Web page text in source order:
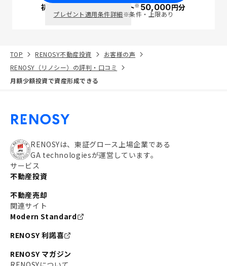
初回面談で ポイント※50,000円分
プレゼント適用条件詳細※条件・上限あり
TOP RENOSY不動産投資
お客様の声
RENOSY（リノシー）の評判・口コミ
月額少額投資で資産形成できる
RENOSYは、東証グロース上場企業である
GA technologiesが運営しています。
サービス
不動産投資
不動産売却
関連サイト
Modern Standard
RENOSY 利諾喜
RENOSY マガジン